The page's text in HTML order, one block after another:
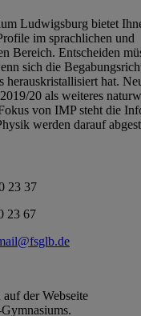
Ludwigsburg bietet
im sprachlichen und
Bereich. Entscheiden
sich die
herauskristallisiert hat.
20 als weiteres
von IMP steht die
werden darauf
23 37
23 67
der Webseite